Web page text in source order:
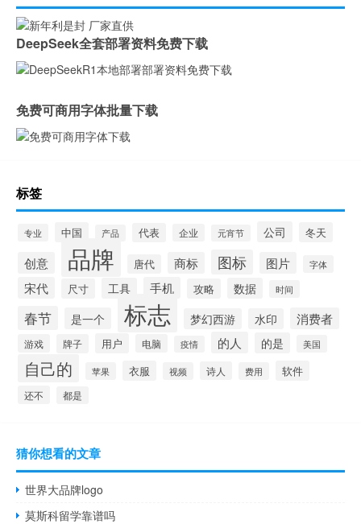
DeepSeek全套部署资料免费下载
免费可商用字体批量下载
标签
专业 中国 产品 代表 企业 元宵节 公司 冬天
创意 品牌 唐代 商标 图标 图片 字体
宋代 尺寸 工具 手机 攻略 数据 时间
春节 是一个 标志 梦幻西游 水印 消费者
游戏 牌子 用户 电脑 疫情 的人 的是 美国
自己的 苹果 衣服 视频 诗人 费用 软件
还不 都是
猜你想看的文章
世界大品牌logo
莫斯科留学靠谱吗